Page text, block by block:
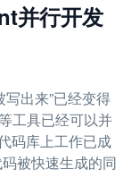
并行开发
出来”已经变得
工具已经可以并
码库上工作已成
被快速生成的同